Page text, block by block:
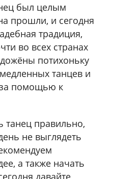
был целым
прошли, и сегодня
традиция,
во всех странах
потихоньку
танцев и
помощью к
танец правильно,
не выглядеть
а также начать
давайте